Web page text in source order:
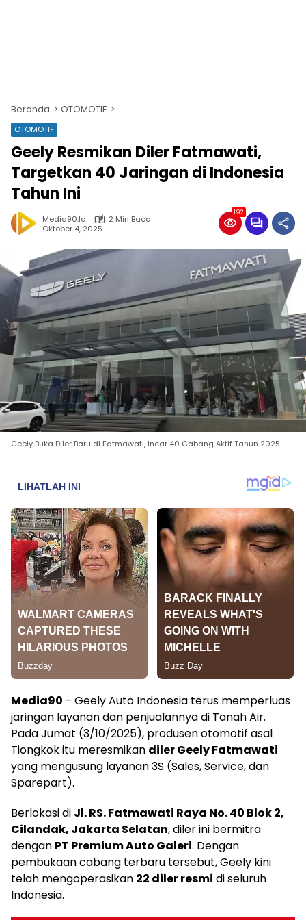
Beranda OTOMOTIF
OTOMOTIF
Geely Resmikan Diler Fatmawati,
Targetkan 40 Jaringan di Indonesia
Tahun Ini
Media90.id
2 Min Baca
Oktober 4, 2025
192
Geely Buka Diler Baru di Fatmawati, Incar 40 Cabang Aktif Tahun 2025
Media90 – Geely Auto Indonesia terus memperluas
jaringan layanan dan penjualannya di Tanah Air.
Pada Jumat (3/10/2025), produsen otomotif asal
Tiongkok itu meresmikan diler Geely Fatmawati
yang mengusung layanan 3S (Sales, Service, dan
Sparepart).
Berlokasi di Jl. RS. Fatmawati Raya No. 40 Blok 2,
Cilandak, Jakarta Selatan, diler ini bermitra
dengan PT Premium Auto Galeri. Dengan
pembukaan cabang terbaru tersebut, Geely kini
telah mengoperasikan 22 diler resmi di seluruh
Indonesia.